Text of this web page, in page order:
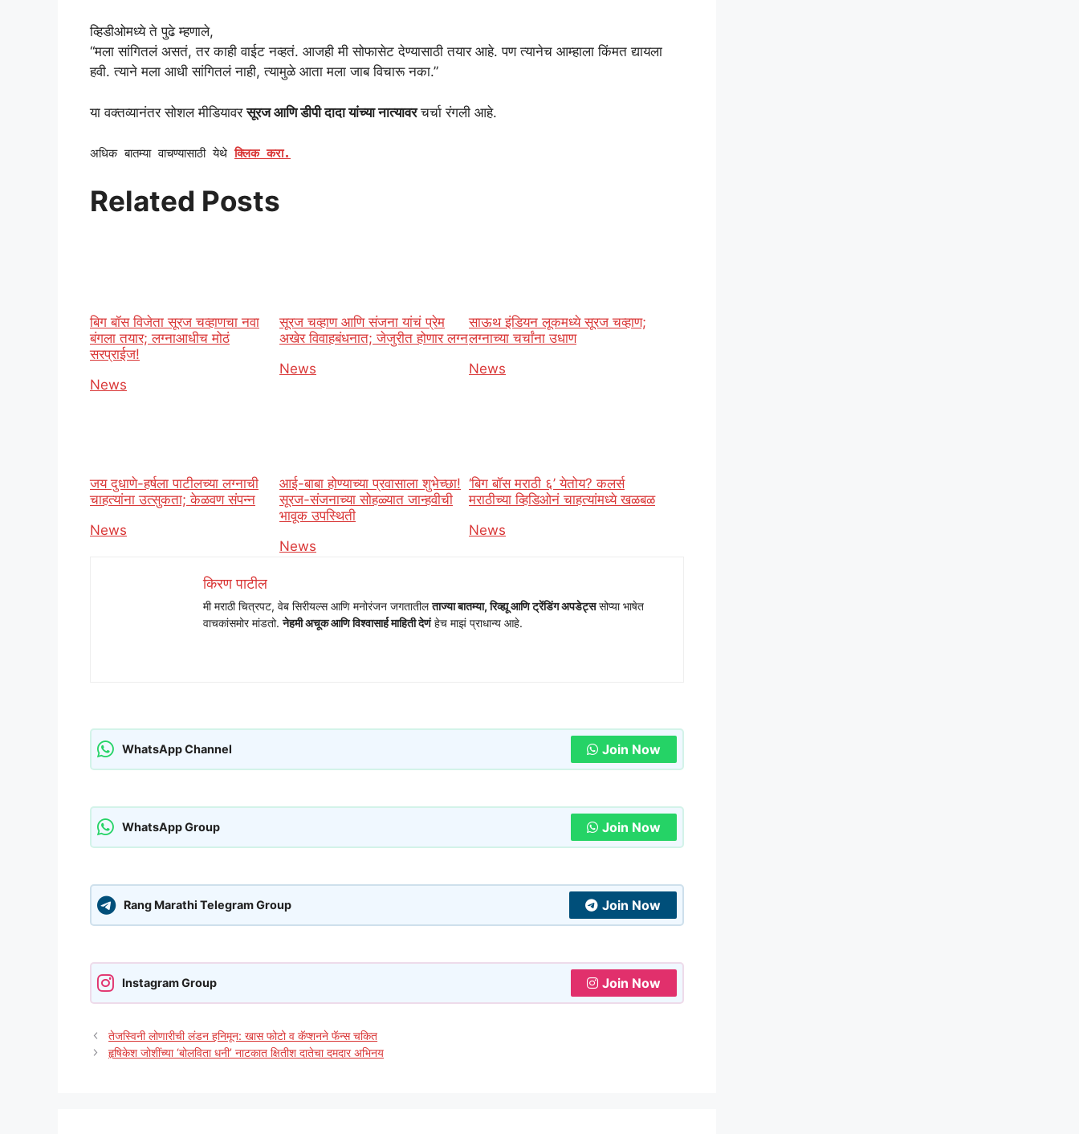
व्हिडीओमध्ये ते पुढे म्हणाले,
“मला सांगितलं असतं, तर काही वाईट नव्हतं. आजही मी सोफासेट देण्यासाठी तयार आहे. पण त्यानेच आम्हाला किंमत द्यायला
हवी. त्याने मला आधी सांगितलं नाही, त्यामुळे आता मला जाब विचारू नका.”
या वक्तव्यानंतर सोशल मीडियावरसूरज आणि डीपी दादा यांच्या नात्यावरचर्चा रंगली आहे.
अधिक बातम्या वाचण्यासाठी येथेक्लिक करा.
Related Posts
बिग बॉस विजेता सूरज चव्हाणचा नवा
बंगला तयार; लग्नाआधीच मोठं
सरप्राईज!
In relation to
News
सूरज चव्हाण आणि संजना यांचं प्रेम
अखेर विवाहबंधनात; जेजुरीत होणार लग्न
In relation to
News
साऊथ इंडियन लूकमध्ये सूरज चव्हाण;
लग्नाच्या चर्चांना उधाण
In relation to
News
जय दुधाणे-हर्षला पाटीलच्या लग्नाची
चाहत्यांना उत्सुकता; केळवण संपन्न
In relation to
News
आई-बाबा होण्याच्या प्रवासाला शुभेच्छा!
सूरज-संजनाच्या सोहळ्यात जान्हवीची
भावूक उपस्थिती
In relation to
News
‘बिग बॉस मराठी ६’ येतोय? कलर्स
मराठीच्या व्हिडिओनं चाहत्यांमध्ये खळबळ
In relation to
News
किरण पाटील
मी मराठी चित्रपट, वेब सिरीयल्स आणि मनोरंजन जगतातीलताज्या बातम्या, रिव्ह्यू आणि ट्रेंडिंग अपडेट्ससोप्या भाषेत
वाचकांसमोर मांडतो.नेहमी अचूक आणि विश्वासार्ह माहिती देणंहेच माझं प्राधान्य आहे.
WhatsApp Channel Join Now
WhatsApp Group Join Now
Rang Marathi Telegram Group Join Now
Instagram Group Join Now
तेजस्विनी लोणारीची लंडन हनिमून: खास फोटो व कॅप्शनने फॅन्स चकित
हृषिकेश जोशींच्या ‘बोलविता धनी’ नाटकात क्षितीश दातेचा दमदार अभिनय